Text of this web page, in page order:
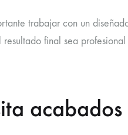
trabajar con un
final sea
acabados